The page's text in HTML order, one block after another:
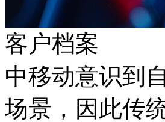
客户档案
中移动意识到
场景，因此